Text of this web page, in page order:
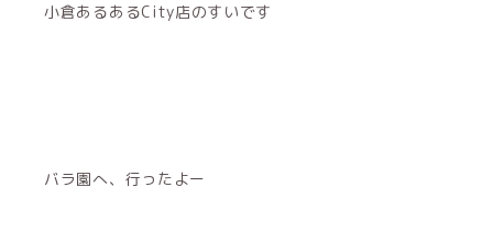
小倉あるあるCity店のすいです
バラ園へ、行ったよー